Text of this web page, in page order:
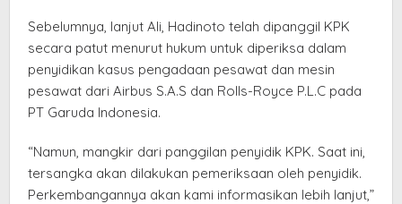
Sebelumnya, lanjut Ali, Hadinoto telah dipanggil KPK
secara patut menurut hukum untuk diperiksa dalam
penyidikan kasus pengadaan pesawat dan mesin
pesawat dari Airbus S.A.S dan Rolls-Royce P.L.C pada
PT Garuda Indonesia.
“Namun, mangkir dari panggilan penyidik KPK. Saat ini,
tersangka akan dilakukan pemeriksaan oleh penyidik.
Perkembangannya akan kami informasikan lebih lanjut,”